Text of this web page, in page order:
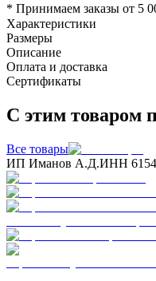
* Принимаем заказы от 5
Характеристики
Размеры
Описание
Оплата и доставка
Сертификаты
С этим товаром
Все товары
ИП Иманов А.Д.ИНН